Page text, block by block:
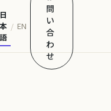
日
本
語
/ EN
問
い
合
わ
せ